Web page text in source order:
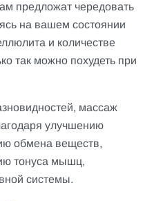
предложат чередовать
на вашем состоянии
и количестве
так можно похудеть при
массаж
улучшению
обмена веществ,
тонуса мышц,
системы.